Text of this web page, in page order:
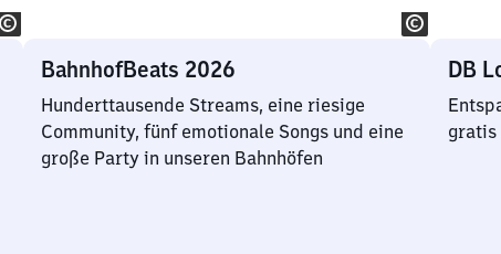
BahnhofBeats 2026
Hunderttausende Streams, eine riesige
Community, fünf emotionale Songs und eine
große Party in unseren Bahnhöfen
DB
gratis